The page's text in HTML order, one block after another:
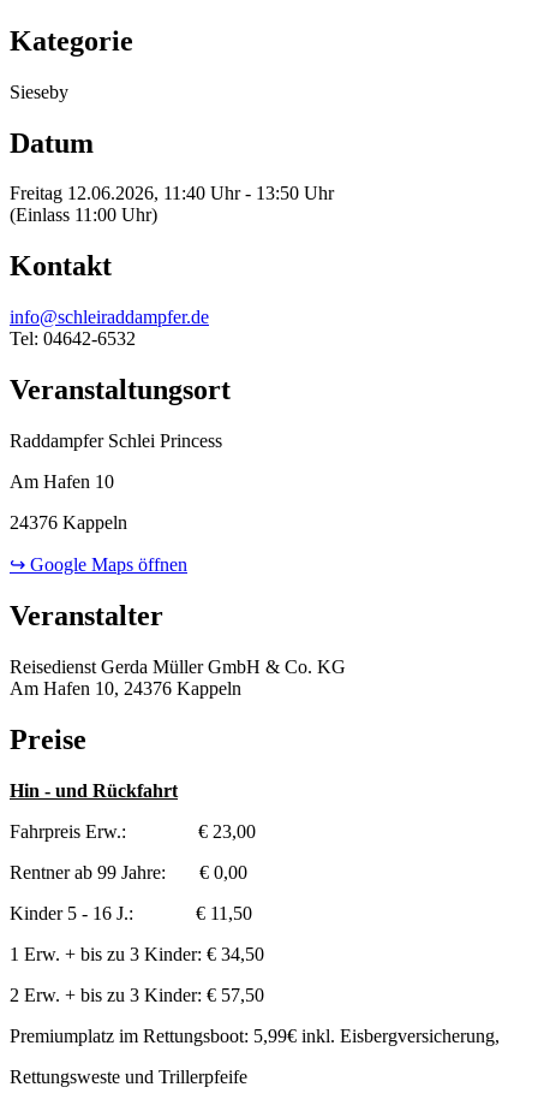
Kategorie
Sieseby
Datum
Freitag 12.06.2026, 11:40 Uhr - 13:50 Uhr
(Einlass 11:00 Uhr)
Kontakt
info@schleiraddampfer.de
Tel: 04642-6532
Veranstaltungsort
Raddampfer Schlei Princess
Am Hafen 10
24376 Kappeln
↪ Google Maps öffnen
Veranstalter
Reisedienst Gerda Müller GmbH & Co. KG
Am Hafen 10, 24376 Kappeln
Preise
Hin - und Rückfahrt
Fahrpreis Erw.: € 23,00
Rentner ab 99 Jahre: € 0,00
Kinder 5 - 16 J.: € 11,50
1 Erw. + bis zu 3 Kinder: € 34,50
2 Erw. + bis zu 3 Kinder: € 57,50
Premiumplatz im Rettungsboot: 5,99€ inkl. Eisbergversicherung,
Rettungsweste und Trillerpfeife